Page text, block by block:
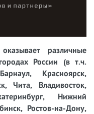
различные
России (в т.ч.
Красноярск,
Чита, Владивосток,
Нижний
Ростов-на-Дону,